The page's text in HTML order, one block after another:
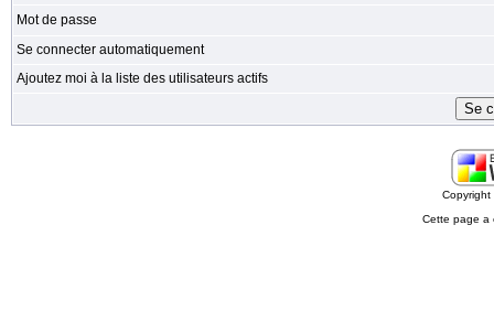
Mot de passe
Se connecter automatiquement
Ajoutez moi à la liste des utilisateurs actifs
Cette page a